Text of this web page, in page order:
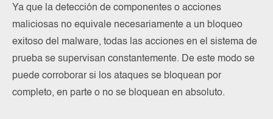
Ya que la detección de componentes o acciones
maliciosas no equivale necesariamente a un bloqueo
exitoso del malware, todas las acciones en el sistema de
prueba se supervisan constantemente. De este modo se
puede corroborar si los ataques se bloquean por
completo, en parte o no se bloquean en absoluto.